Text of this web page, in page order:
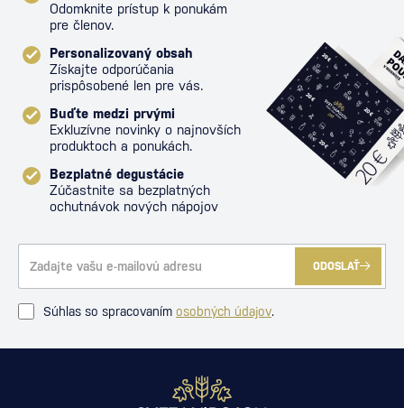
Odomknite prístup k ponukám
pre členov.
Personalizovaný obsah
Získajte odporúčania
prispôsobené len pre vás.
Buďte medzi prvými
Exkluzívne novinky o najnovších
produktoch a ponukách.
Bezplatné degustácie
Zúčastnite sa bezplatných
ochutnávok nových nápojov
ODOSLAŤ
Súhlas so spracovaním osobných údajov.